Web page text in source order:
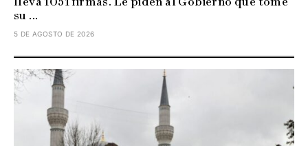
su ...
5 DE AGOSTO DE 2026